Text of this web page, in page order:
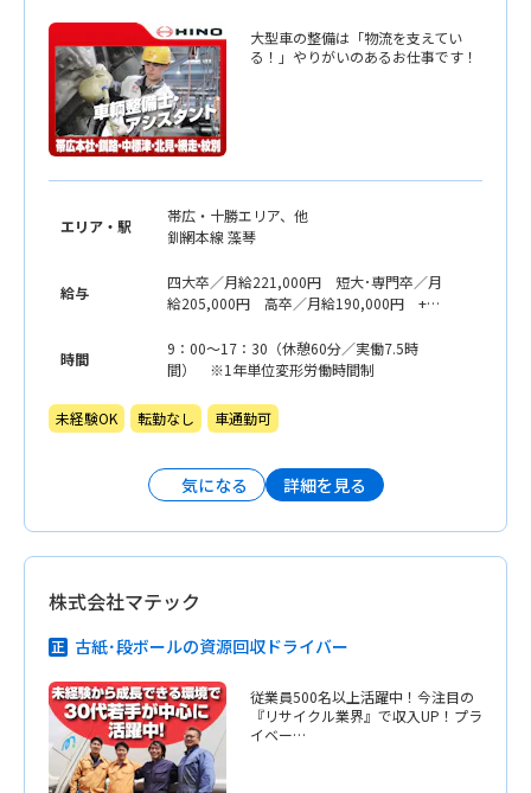
大型車の整備は「物流を支えてい
る！」やりがいのあるお仕事です！
エリア・駅
帯広・十勝エリア、他
釧網本線 藻琴
給与
四大卒／月給221,000円 短大･専門卒／月
給205,000円 高卒／月給190,000円 +メ
考慮の上、優遇
時間
9：00〜17：30（休憩60分／実働7.5時
間） ※1年単位変形労働時間制
未経験OK 転勤なし 車通勤可
気になる 詳細を見る
株式会社マテック
古紙･段ボールの資源回収ドライバー
従業員500名以上活躍中！今注目の
『リサイクル業界』で収入UP！プラ
イベー…